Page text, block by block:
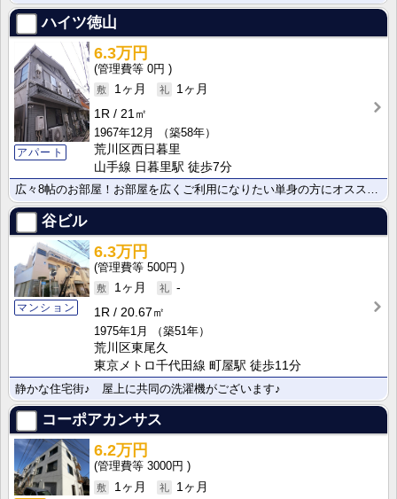
ハイツ徳山
アパート
6.3万円
0円
1ヶ月
1ヶ月
1R
21㎡
1967年12月
（築58年）
荒川区西日暮里
山手線 日暮里駅 徒歩7分
広々8帖のお部屋！お部屋を広くご利用になりたい単身の方にオススメです♪
谷ビル
マンション
6.3万円
500円
1ヶ月
-
1R
20.67㎡
1975年1月
（築51年）
荒川区東尾久
東京メトロ千代田線 町屋駅 徒歩11分
静かな住宅街♪ 屋上に共同の洗濯機がございます♪
コーポアカンサス
6.2万円
3000円
1ヶ月
1ヶ月